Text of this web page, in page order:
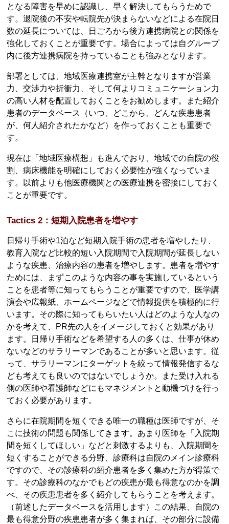
となる障害を早めに認識し、早く解決してもらうためで
す。退院後の不安や転院先が決まらないなどによる在院日
数の延長については、日ごろから後方連携病院との関係を
強化しておくことが重要です。場合によっては自グループ
内に後方連携病院を持っていることも強みとなります。
部署としては、地域医療連携室が主幹となりますが営業
力、交渉力や折衝力、そして何よりコミュニケーション力
の高い人材を配置しておくことをお勧めします。また紹介
患者のデータベース（いつ、どこから、どんな疾患患者
が、何人紹介されたかなど）を作っておくことも重要で
す。
現在は「地域医療構想」も進んでおり、地域での自院の役
割、病床機能を明確にしておく必要性が強くなっていま
す。以前よりも他医療機関との医療連携を密接にしておく
ことが重要です。
Tactics 2：短期入院患者を増やす
日帰り手術や1泊など短期入院手術の患者を増やしたり、
教育入院など比較的短い入院期間で入院期間が延長しない
ような疾患、治療内容の患者を増やします。患者を増やす
ためには、まずこのような内容の事を実施しているという
ことを患者等に知ってもらうことが重要ですので、医学講
演会や広報紙、ホームページなどで情報提供を積極的に行
います。その際に知ってもらいたい人はどのような人なの
かを考えて、PR先の人をイメージしておくと効果があり
ます。日帰り手術などを希望する人の多くは、仕事が休め
ないなどのサラリーマンであることが多いと思います。従
って、サラリーマンにターゲットを絞って情報発信するな
ども考えても良いのではないでしょうか。また受け入れる
側の医師や看護師などにもマネジメントと動機づけを行っ
ておく必要があります。
さらに在院期間を短くできる唯一の職種は医師ですが、そ
こに技術の問題も関係してきます。あまり医師を「入院期
間を短くしてほしい」などと刺激するよりも、入院期間を
短くすることができる分野、診療科は自院のメイン診療科
ですので、その診療科の紹介患者を多く集めた方が得策で
す。その診療科のなかでもどの疾患が最も得意なのかを調
べ、その疾患患者を多く紹介してもらうことを考えます。
（前述したデータベースを活用します）この結果、自院の
最も得意分野の疾患患者が多く集まれば、その部分に設備